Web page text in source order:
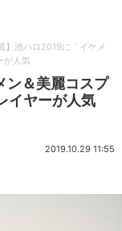
】池ハロ2019に「イケメ
が人気
ン＆美麗コスプ
イヤーが人気
2019.10.29 11:55